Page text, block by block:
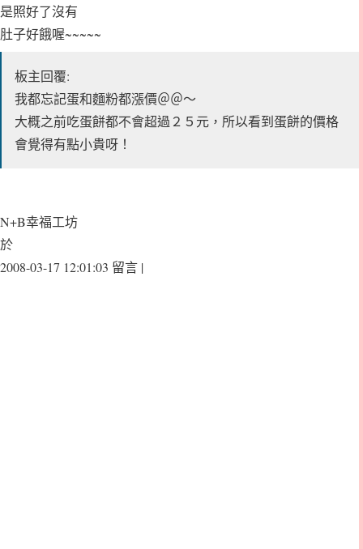
是照好了沒有
肚子好餓喔~~~~~
板主回覆:
我都忘記蛋和麵粉都漲價＠＠～
大概之前吃蛋餅都不會超過２５元，所以看到蛋餅的價格
會覺得有點小貴呀！
N+B幸福工坊
於
2008-03-17 12:01:03 留言 |